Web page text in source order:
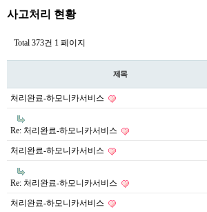
사고처리 현황
Total 373건 1 페이지
제목
처리완료-하모니카서비스
Re: 처리완료-하모니카서비스
처리완료-하모니카서비스
Re: 처리완료-하모니카서비스
처리완료-하모니카서비스